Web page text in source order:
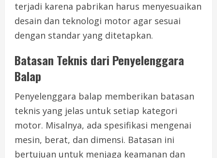
terjadi karena pabrikan harus menyesuaikan
desain dan teknologi motor agar sesuai
dengan standar yang ditetapkan.
Batasan Teknis dari Penyelenggara
Balap
Penyelenggara balap memberikan batasan
teknis yang jelas untuk setiap kategori
motor. Misalnya, ada spesifikasi mengenai
mesin, berat, dan dimensi. Batasan ini
bertujuan untuk menjaga keamanan dan